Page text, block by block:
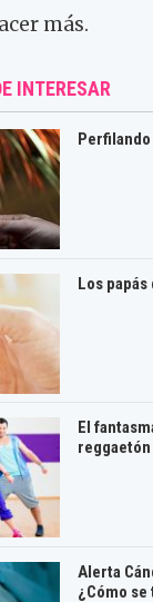
más.
INTERESAR
Los papás
El
reggaetón
Alerta
¿Cómo